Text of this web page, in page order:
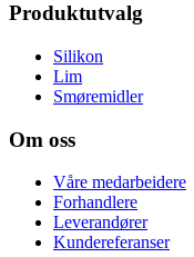
Produktutvalg
Silikon
Lim
Smøremidler
Om oss
Våre medarbeidere
Forhandlere
Leverandører
Kundereferanser